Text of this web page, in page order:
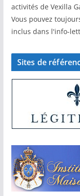
activités de Vexilla
Vous pouvez
inclus dans l'info-
Sites de